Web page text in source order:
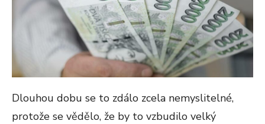
Dlouhou dobu se to zdálo zcela nemyslitelné,
protože se vědělo, že by to vzbudilo velký